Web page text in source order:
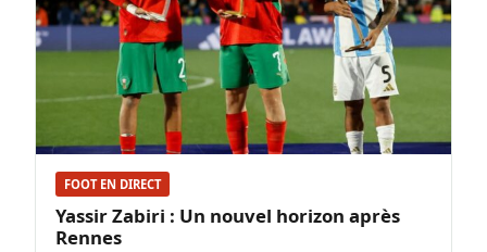
FOOT EN DIRECT
Yassir Zabiri : Un nouvel horizon après
Rennes